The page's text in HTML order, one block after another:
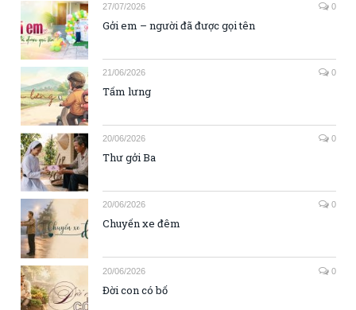
27/07/2026 0
Gởi em – người đã được gọi tên
21/06/2026 0
Tấm lưng
20/06/2026 0
Thư gởi Ba
20/06/2026 0
Chuyến xe đêm
20/06/2026 0
Đời con có bố